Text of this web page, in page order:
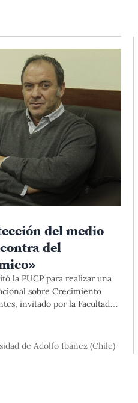
del medio
del
la PUCP para realizar una
sobre Crecimiento
invitado por la Facultad
de Biocomercio y
sobre los principales
un país al tratar de
cuyo principal
de Adolfo Ibáñez (Chile)